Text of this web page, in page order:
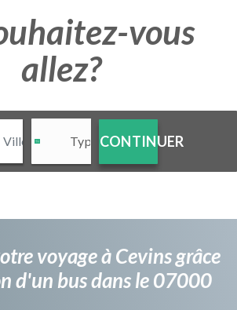
vous
allez?
CONTINUER
voyage à Cevins grâce
d'un bus dans le 07000